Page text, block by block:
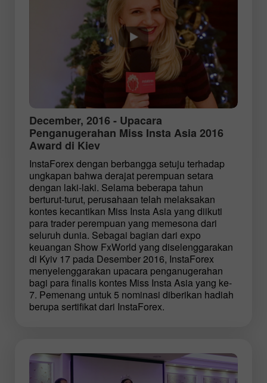
December, 2016 - Upacara
Penganugerahan Miss Insta Asia 2016
Award di Kiev
InstaForex dengan berbangga setuju terhadap
ungkapan bahwa derajat perempuan setara
dengan laki-laki. Selama beberapa tahun
berturut-turut, perusahaan telah melaksakan
kontes kecantikan Miss Insta Asia yang diikuti
para trader perempuan yang memesona dari
seluruh dunia. Sebagai bagian dari expo
keuangan Show FxWorld yang diselenggarakan
di Kyiv 17 pada Desember 2016, InstaForex
menyelenggarakan upacara penganugerahan
bagi para finalis kontes Miss Insta Asia yang ke-
7. Pemenang untuk 5 nominasi diberikan hadiah
berupa sertifikat dari InstaForex.